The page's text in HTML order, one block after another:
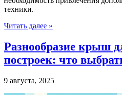
техники.
Читать далее »
Разнообразие крыш
построек: что
9 августа, 2025